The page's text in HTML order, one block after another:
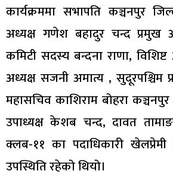
कार्यक्रममा सभापति कञ्चनपुर
अध्यक्ष गणेश बहादुर चन्द प्रमुख
कमिटी सदस्य बन्दना राणा,
अध्यक्ष सजनी अमात्य ,
महासचिव काशिराम बोहरा
उपाध्यक्ष केशब चन्द, दावत
क्लब-११ का पदाधिकारी
उपस्थिति रहेको थियो।